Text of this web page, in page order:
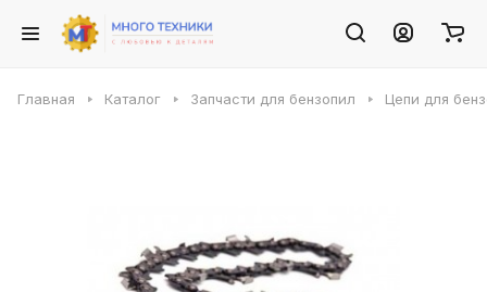
Главная Каталог Запчасти для бензопил Цепи для